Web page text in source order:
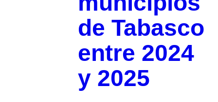
de Tabasco
entre 2024
y 2025